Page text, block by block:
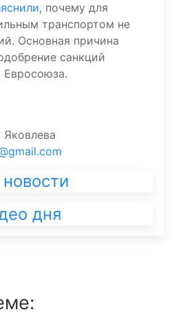
, почему для
транспортом не
Основная причина
санкций
Евросоюза.
дня